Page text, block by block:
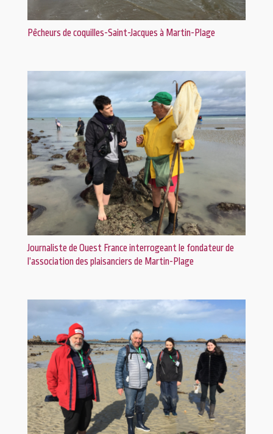
Pêcheurs de coquilles-Saint-Jacques à Martin-Plage
Journaliste de Ouest France interrogeant le fondateur de
l’association des plaisanciers de Martin-Plage